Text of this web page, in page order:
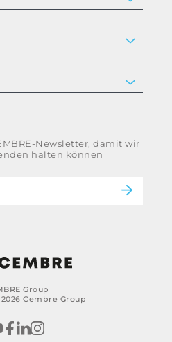
Group
Cembre Group
der
Newsletter, damit wir
halten können